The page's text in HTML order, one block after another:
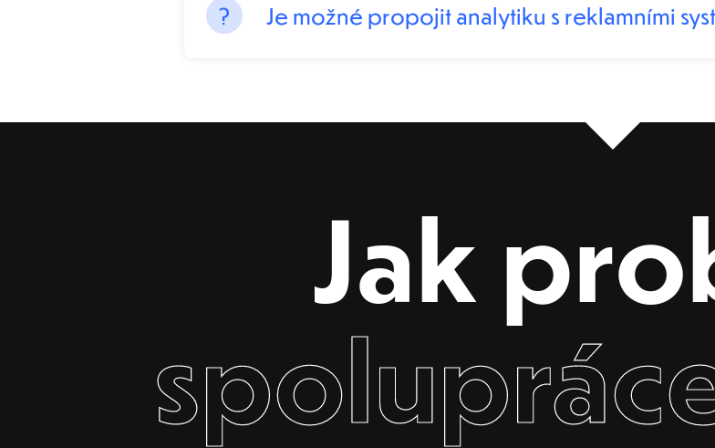
Je možné propojit analytiku s reklamními
Jak